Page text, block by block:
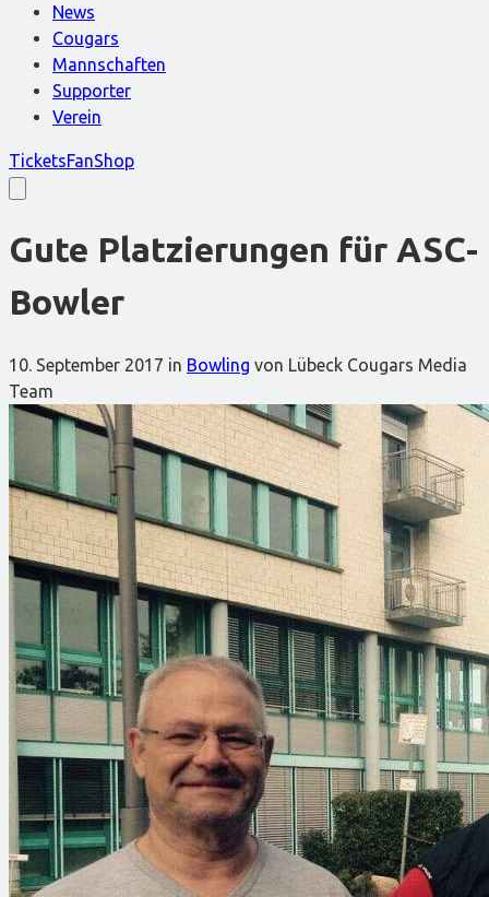
News
Cougars
Mannschaften
Supporter
Verein
TicketsFanShop
Gute Platzierungen für ASC-
Bowler
10. September 2017 in Bowling von Lübeck Cougars Media
Team